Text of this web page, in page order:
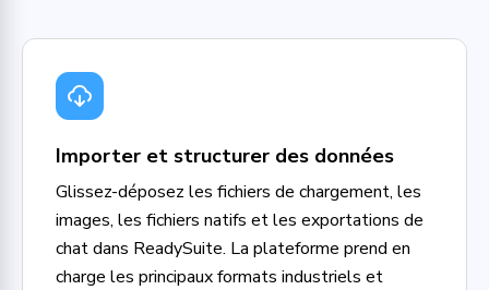
Importer et structurer des données
Glissez-déposez les fichiers de chargement, les
images, les fichiers natifs et les exportations de
chat dans ReadySuite. La plateforme prend en
charge les principaux formats industriels et